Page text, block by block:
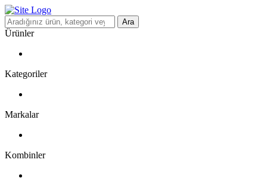
Ara
Ürünler
Kategoriler
Markalar
Kombinler